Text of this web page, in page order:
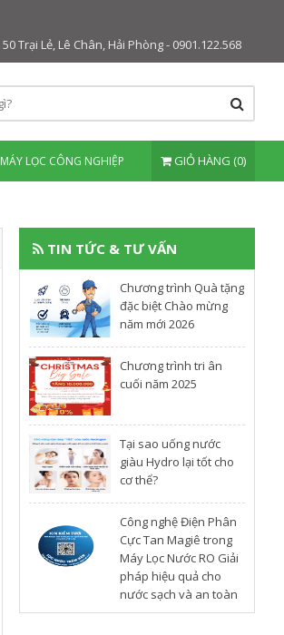
50 Trại Lẻ, Lê Chân, Hải Phòng - 0901.122.568
MÁY LỌC CÔNG NGHIỆP GIỎ HÀNG (0)
TIN TỨC & TƯ VẤN
Chương trình Quà tặng
đặc biệt Chào mừng
năm mới 2026
Chương trình tri ân
cuối năm 2025
​Tại sao uống nước
giàu Hydro lại tốt cho
cơ thể?
Công nghệ Điện Phân
Cực Tan Magiê trong
Máy Lọc Nước RO Giải
pháp hiệu quả cho
nước sạch và an toàn